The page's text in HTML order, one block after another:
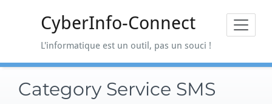
CyberInfo-Connect
L'informatique est un outil, pas un souci !
Category Service SMS